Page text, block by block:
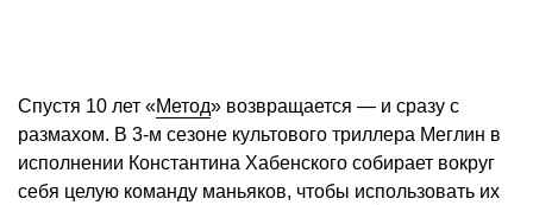
Спустя 10 лет «Метод» возвращается — и сразу с
размахом. В 3-м сезоне культового триллера Меглин в
исполнении Константина Хабенского собирает вокруг
себя целую команду маньяков, чтобы использовать их